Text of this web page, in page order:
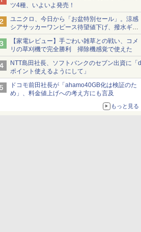
ツ4種、いよいよ発売！
ユニクロ、今日から「お盆特別セール」。涼感
シアサッカーワンピース待望値下げ、撥水ギア
ショーツは1990円に
【家電レビュー】手ごわい雑草との戦い、コメ
リの草刈機で完全勝利 掃除機感覚で使えた
NTT島田社長、ソフトバンクのセブン出資に「d
ポイント使えるようにして」
ドコモ前田社長が「ahamo40GB化は検証のた
め」、料金値上げへの考え方にも言及
もっと見る